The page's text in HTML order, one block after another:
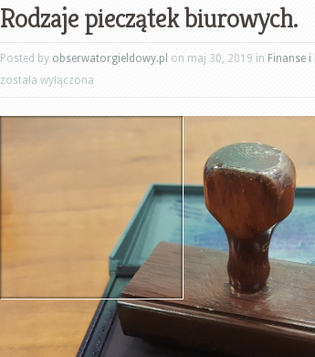
Rodzaje pieczątek biurowych.
Posted by obserwatorgieldowy.pl on maj 30, 2019 in Finanse i
została wyłączona